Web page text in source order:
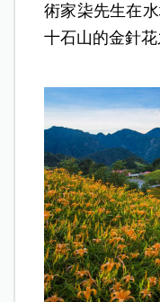
術家柒先生在
十石山的金針花